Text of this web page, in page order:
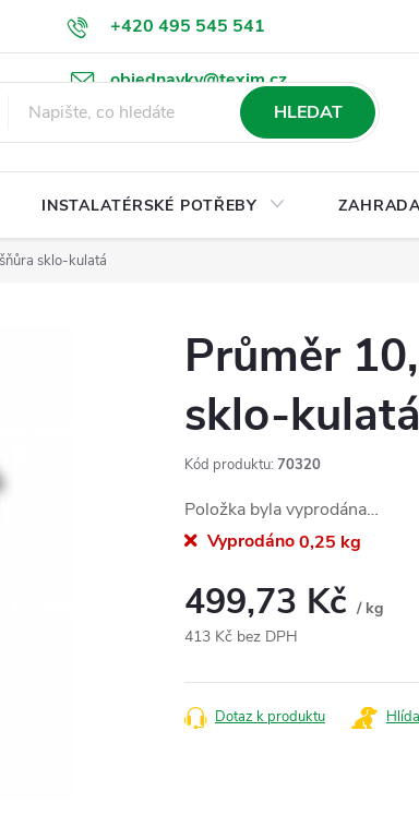
+420 495 545 541
objednavky@texim.cz
ochrany osobních údajů Ke stažení
HLEDAT
INSTALATÉRSKÉ POTŘEBY
sklo-kulatá
Průměr
sklo-kulatá
Kód produktu: 70320
Položka byla vyprodána…
Vyprodáno0,25 kg
499,73 Kč / kg
413 Kč bez DPH
cena:
Dotaz k produktu